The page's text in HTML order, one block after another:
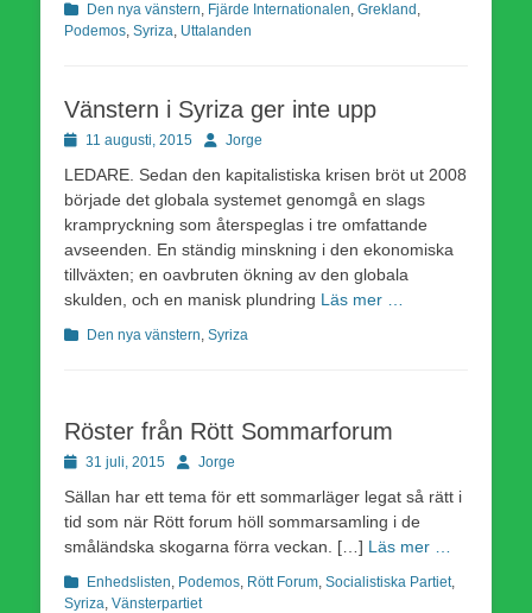
Kategorier
Den nya vänstern Fjärde Internationalen Grekland
Podemos Syriza Uttalanden
Vänstern i Syriza ger inte upp
Publicerad
11 augusti, 2015 Författare
Jorge
LEDARE. Sedan den kapitalistiska krisen bröt ut 2008
började det globala systemet genomgå en slags
krampryckning som återspeglas i tre omfattande
avseenden. En ständig minskning i den ekonomiska
tillväxten; en oavbruten ökning av den globala
skulden, och en manisk plundring Läs mer …
Kategorier
Den nya vänstern Syriza
Röster från Rött Sommarforum
Publicerad
31 juli, 2015 Författare
Jorge
Sällan har ett tema för ett sommarläger legat så rätt i
tid som när Rött forum höll sommarsamling i de
småländska skogarna förra veckan. […] Läs mer …
Kategorier
Enhedslisten Podemos Rött Forum Socialistiska Partiet,
Syriza Vänsterpartiet